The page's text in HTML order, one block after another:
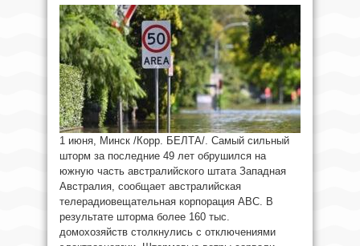
1 июня, Минск /Корр. БЕЛТА/. Самый сильный
шторм за последние 49 лет обрушился на
южную часть австралийского штата Западная
Австралия, сообщает австралийская
телерадиовещательная корпорация ABC. В
результате шторма более 160 тыс.
домохозяйств столкнулись с отключениями